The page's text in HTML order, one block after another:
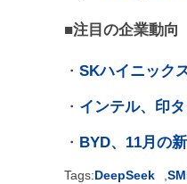
■注目の企業動向
・ SKハイニック
・ インテル、印
・ BYD、11月の
Tags:DeepSeek